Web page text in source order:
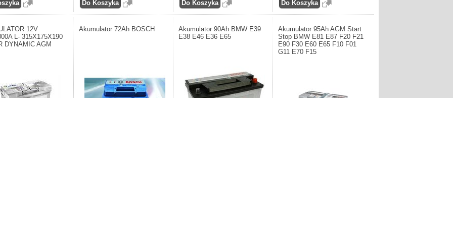
12V
L- 315X175X190
DYNAMIC AGM
Akumulator 72Ah BOSCH
Akumulator 90Ah BMW E39
E38 E46 E36 E65
Akumulator 95Ah AGM Start
Stop BMW E81 E87 F20 F21
E90 F30 E60 E65 F10 F01
G11 E70 F15